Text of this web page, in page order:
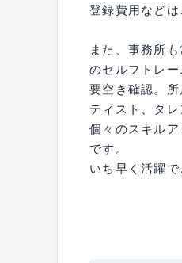
登録費用などは
また、事務所
のセルフトレ
要空き確認。
ティスト、タ
個々のスキル
です。
いち早く活躍